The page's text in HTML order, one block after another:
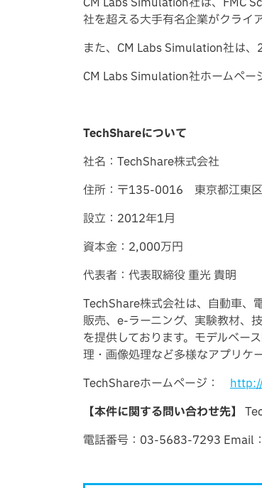
社を超える大手有名企業がクライ
また、CM Labs Simulation社は
CM Labs Simulation社ホームペー
TechShareについて
社名：TechShare株式会社
住所：〒135-0016 東京都江東
設立：2012年1月
資本金：2,000万円
代表者：代表取締役 重光 貴明
TechShare株式会社は、自動車、
販売、e-ラーニング、実験教材、
を提供しております。モデルベー
理・画像処理など多様なアプリケ
TechShareホームページ：
【本件に関する問い合わせ先】
電話番号：03-5683-7293 Email